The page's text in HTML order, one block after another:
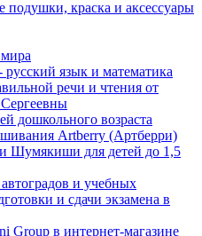
краска и аксессуары
язык и математика
речи и чтения от
дошкольного возраста
Artberry (Артберри)
для детей до 1,5
и учебных
и сдачи экзамена в
Group в интернет-магазине